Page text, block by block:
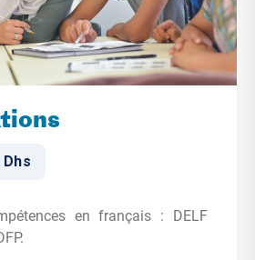
Dhs
en français : DELF